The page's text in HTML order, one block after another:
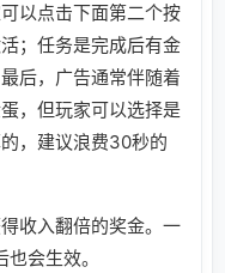
以点击下面第二个按
；任务是完成后有金
后，广告通常伴随着
，但玩家可以选择是
，建议浪费30秒的
收入翻倍的奖金。一
会生效。